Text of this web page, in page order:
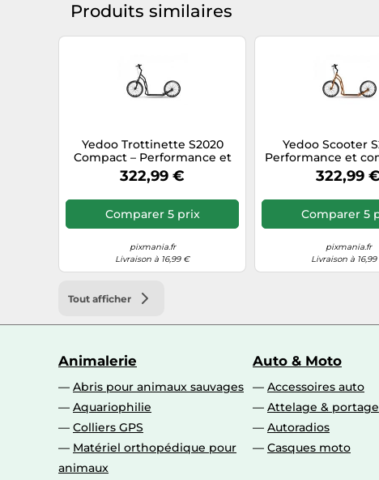
Produits similaires
Yedoo Trottinette S2020
Compact – Performance et
agilité – Noir G 12403
322,99 €
Comparer 5 prix
pixmania.fr
Livraison à 16,99 €
Yedoo Scooter
Performance et
Orange
322,99 €
Comparer 5
pixmania.fr
Livraison à
Tout afficher
Animalerie
Abris pour animaux sauvages
Aquariophilie
Colliers GPS
Matériel orthopédique pour
animaux
Auto & Moto
Accessoires auto
Attelage & portage
Autoradios
Casques moto